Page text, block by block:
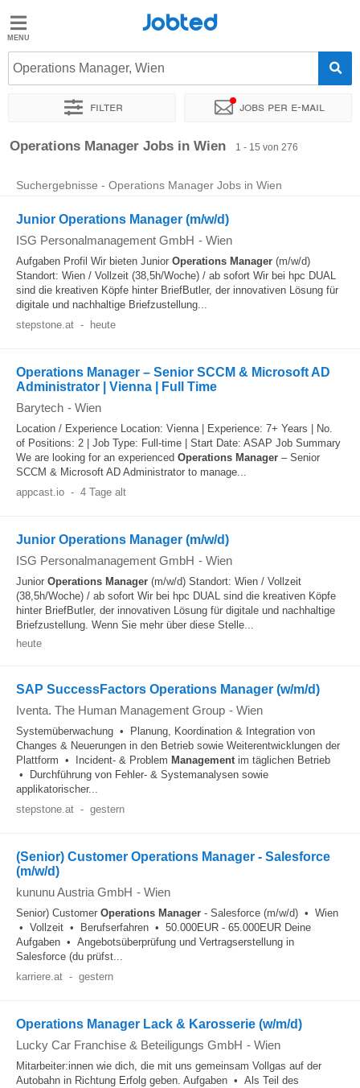
Jobted
Jobs
Jobted
Operations Manager, Wien
Filter Jobs per e-mail
Sortieren nach Genauer Standort Unternehmen
Operations Manager Jobs in Wien 1 - 15 von 276
Suchergebnisse - Operations Manager Jobs in Wien
Junior Operations Manager (m/w/d)
ISG Personalmanagement GmbH - Wien
Aufgaben Profil Wir bieten Junior Operations Manager (m/w/d)
Standort: Wien / Vollzeit (38,5h/Woche) / ab sofort Wir bei hpc DUAL
sind die kreativen Köpfe hinter BriefButler, der innovativen Lösung für
digitale und nachhaltige Briefzustellung...
stepstone.at - heute
Operations Manager – Senior SCCM & Microsoft AD
Administrator | Vienna | Full Time
Barytech - Wien
Location / Experience Location: Vienna | Experience: 7+ Years | No.
of Positions: 2 | Job Type: Full-time | Start Date: ASAP Job Summary
We are looking for an experienced Operations Manager – Senior
SCCM & Microsoft AD Administrator to manage...
appcast.io - 4 Tage alt
Junior Operations Manager (m/w/d)
ISG Personalmanagement GmbH - Wien
Junior Operations Manager (m/w/d) Standort: Wien / Vollzeit
(38,5h/Woche) / ab sofort Wir bei hpc DUAL sind die kreativen Köpfe
hinter BriefButler, der innovativen Lösung für digitale und nachhaltige
Briefzustellung. Wenn Sie mehr über diese Stelle...
heute
SAP SuccessFactors Operations Manager (w/m/d)
Iventa. The Human Management Group - Wien
Systemüberwachung • Planung, Koordination & Integration von
Changes & Neuerungen in den Betrieb sowie Weiterentwicklungen der
Plattform • Incident- & Problem Managementim täglichen Betrieb
• Durchführung von Fehler- & Systemanalysen sowie
applikatorischer...
stepstone.at - gestern
(Senior) Customer Operations Manager - Salesforce
(m/w/d)
kununu Austria GmbH - Wien
Senior) Customer Operations Manager - Salesforce (m/w/d) • Wien
• Vollzeit • Berufserfahren • 50.000EUR - 65.000EUR Deine
Aufgaben • Angebotsüberprüfung und Vertragserstellung in
Salesforce (du prüfst...
karriere.at - gestern
Operations Manager Lack & Karosserie (w/m/d)
Lucky Car Franchise & Beteiligungs GmbH - Wien
Mitarbeiter:innen wie dich, die mit uns gemeinsam Vollgas auf der
Autobahn in Richtung Erfolg geben. Aufgaben • Als Teil des